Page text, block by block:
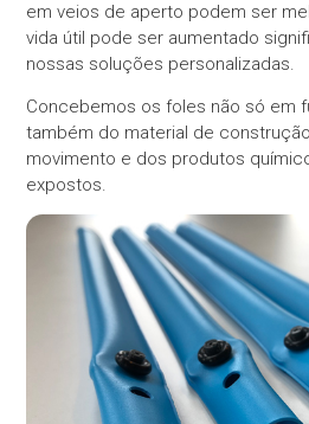
em veios de aperto podem ser
vida útil pode ser aumentado
nossas soluções personalizadas.
Concebemos os foles não só em
também do material de
movimento e dos produtos
expostos.